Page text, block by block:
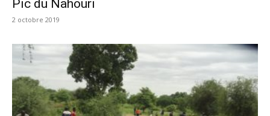
Pic du Nahouri
2 octobre 2019